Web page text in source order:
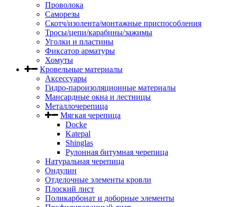
Проволока
Саморезы
Скотч/изолента/монтажные приспособления
Тросы/цепи/карабины/зажимы
Уголки и пластины
Фиксатор арматуры
Хомуты
Кровельные материалы
Аксессуары
Гидро-пароизоляционные материалы
Мансардные окна и лестницы
Металлочерепица
Мягкая черепица
Docke
Katepal
Shinglas
Рулонная битумная черепица
Натуральная черепица
Ондулин
Отделочные элементы кровли
Плоский лист
Поликарбонат и доборные элементы